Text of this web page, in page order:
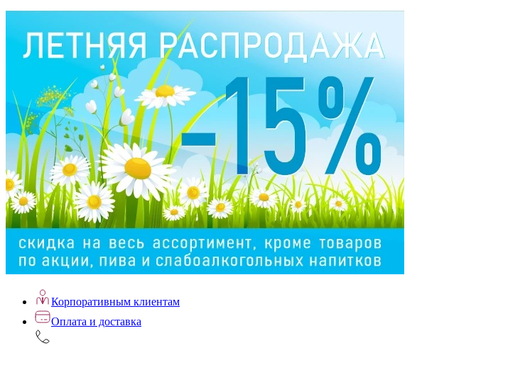
Корпоративным клиентам
Оплата и доставка